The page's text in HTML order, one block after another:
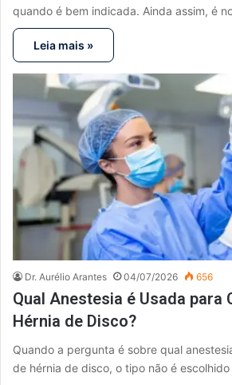
quando é bem indicada. Ainda assim, é
Leia mais »
Dr. Aurélio Arantes 04/07/2026 656
Qual Anestesia é Usada para
Hérnia de Disco?
Quando a pergunta é sobre qual
de hérnia de disco, o tipo não é